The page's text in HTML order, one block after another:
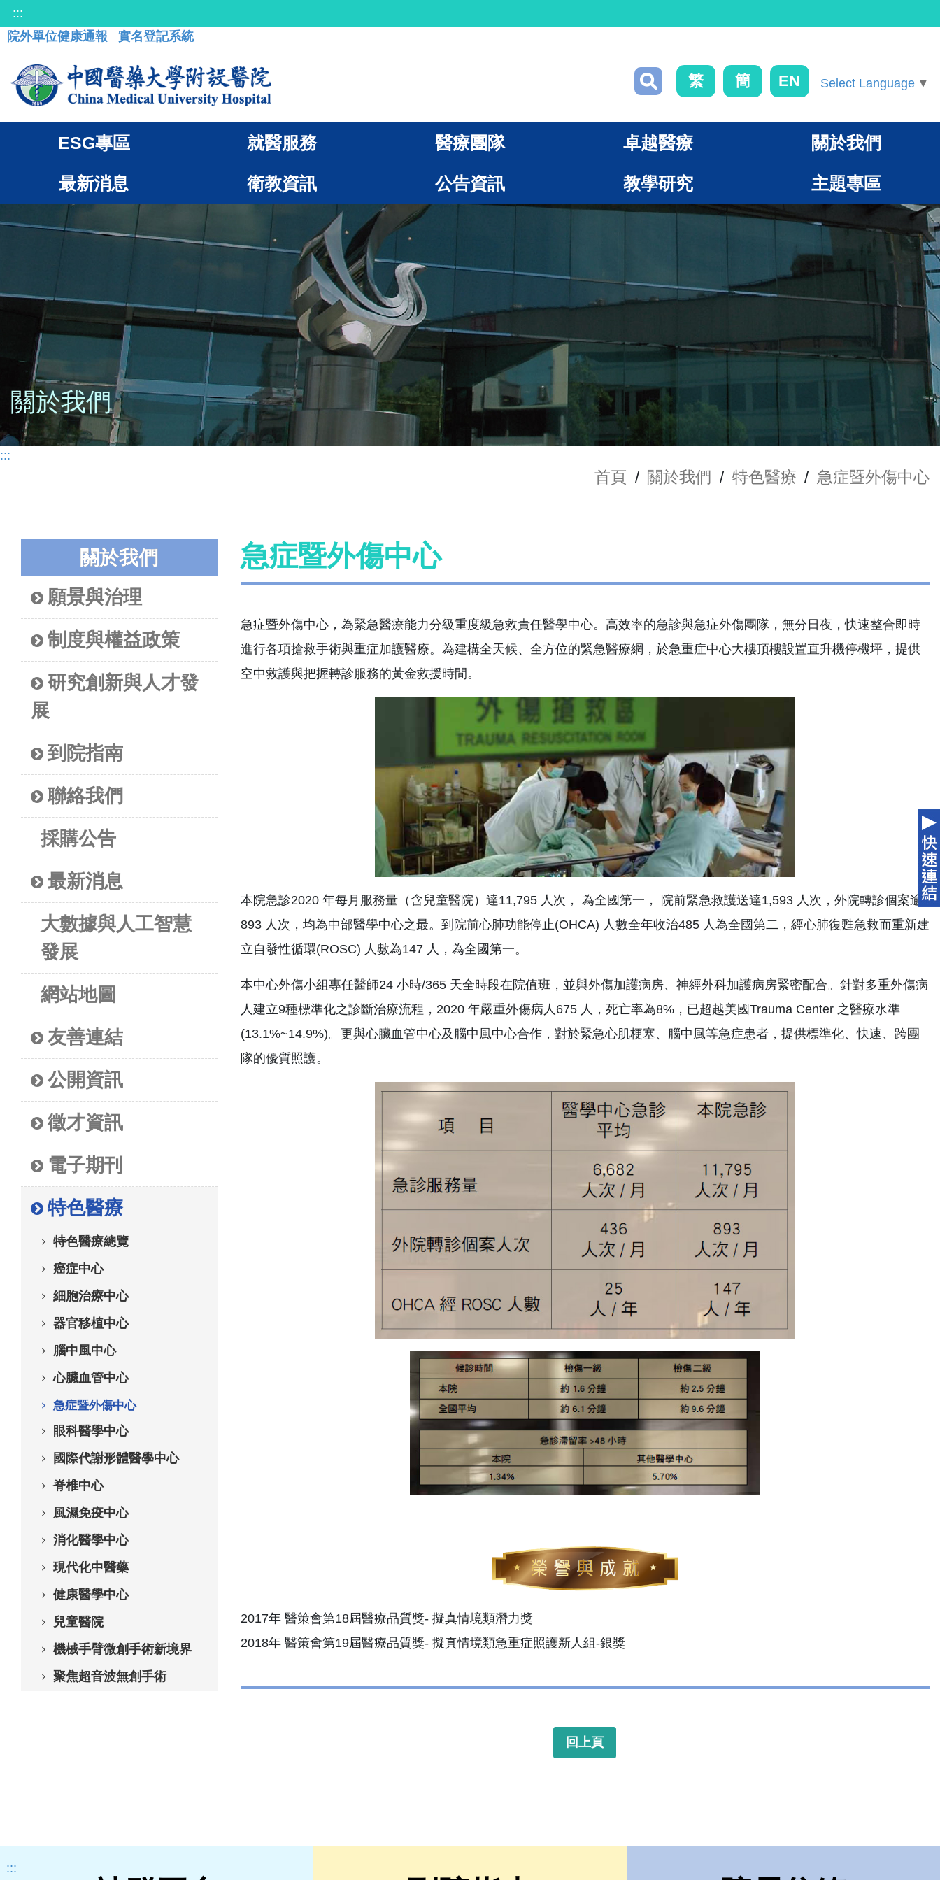
:::
院外單位健康通報
實名登記系統
繁 簡 EN Select Language ▼
ESG專區 就醫服務 醫療團隊 卓越醫療 關於我們
最新消息 衛教資訊 公告資訊 教學研究 主題專區
關於我們
:::
首頁 / 關於我們 / 特色醫療 / 急症暨外傷中心
關於我們
願景與治理
制度與權益政策
研究創新與人才發
展
到院指南
聯絡我們
採購公告
最新消息
大數據與人工智慧
發展
網站地圖
友善連結
公開資訊
徵才資訊
電子期刊
特色醫療
特色醫療總覽
癌症中心
細胞治療中心
器官移植中心
腦中風中心
心臟血管中心
急症暨外傷中心
眼科醫學中心
國際代謝形體醫學中心
脊椎中心
風濕免疫中心
消化醫學中心
現代化中醫藥
健康醫學中心
兒童醫院
機械手臂微創手術新境界
聚焦超音波無創手術
急症暨外傷中心
急症暨外傷中心，為緊急醫療能力分級重度級急救責任醫學中心。高效率的急診與急症外傷團隊，無分日夜，快速整合即時
進行各項搶救手術與重症加護醫療。為建構全天候、全方位的緊急醫療網，於急重症中心大樓頂樓設置直升機停機坪，提供
空中救護與把握轉診服務的黃金救援時間。
本院急診2020 年每月服務量（含兒童醫院）達11,795 人次， 為全國第一， 院前緊急救護送達1,593 人次，外院轉診個案逾
893 人次，均為中部醫學中心之最。到院前心肺功能停止(OHCA) 人數全年收治485 人為全國第二，經心肺復甦急救而重新建
立自發性循環(ROSC) 人數為147 人，為全國第一。
本中心外傷小組專任醫師24 小時/365 天全時段在院值班，並與外傷加護病房、神經外科加護病房緊密配合。針對多重外傷病
人建立9種標準化之診斷治療流程，2020 年嚴重外傷病人675 人，死亡率為8%，已超越美國Trauma Center 之醫療水準
(13.1%~14.9%)。更與心臟血管中心及腦中風中心合作，對於緊急心肌梗塞、腦中風等急症患者，提供標準化、快速、跨團
隊的優質照護。
2017年 醫策會第18屆醫療品質獎- 擬真情境類潛力獎
2018年 醫策會第19屆醫療品質獎- 擬真情境類急重症照護新人組-銀獎
回上頁
:::